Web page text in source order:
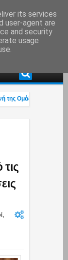
Ομάδας ΔΙΑΣ
its services
user-agent are
and security
usage